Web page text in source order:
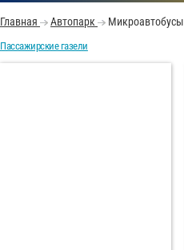
Главная Автопарк Микроавтобусы
Пассажирские газели